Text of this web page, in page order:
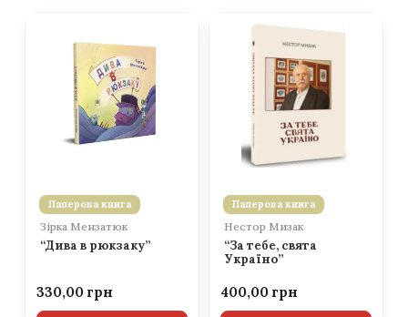
Паперова книга
Зірка Мензатюк
“Дива в рюкзаку”
330,00
Паперова книга
Нестор Мизак
“За тебе, свята
Україно”
400,00